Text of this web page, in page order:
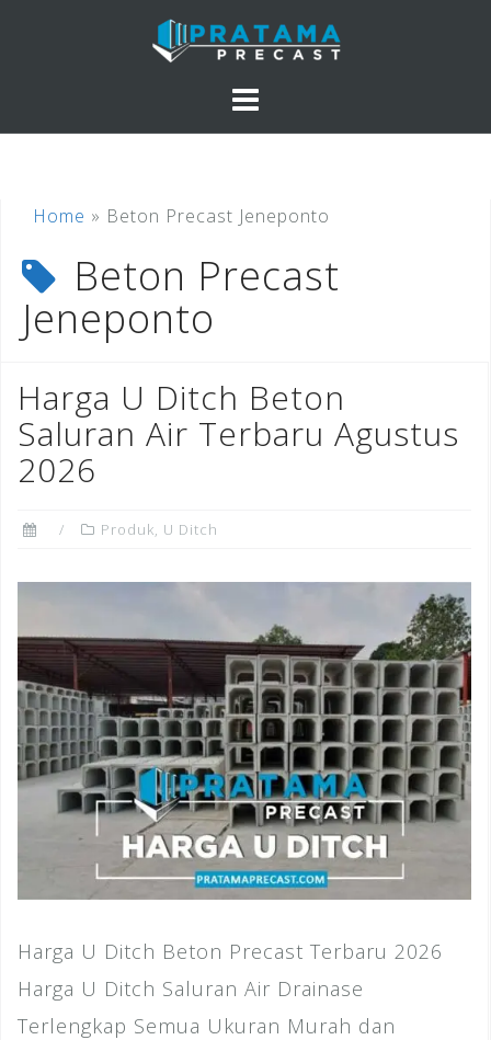
Home » Beton Precast Jeneponto
Beton Precast
Jeneponto
Harga U Ditch Beton
Saluran Air Terbaru Agustus
2026
Produk, U Ditch
Harga U Ditch Beton Precast Terbaru 2026
Harga U Ditch Saluran Air Drainase
Terlengkap Semua Ukuran Murah dan